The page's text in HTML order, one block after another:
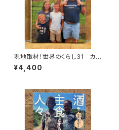
現地取材！世界のくらし31 カナ
ダ
¥4,400